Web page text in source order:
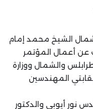
الشيخ محمد إمام
عن أعمال المؤتمر
والشمال ووزارة
المهندسين
نور أيوبي والدكتور